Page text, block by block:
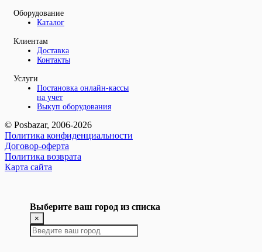
Оборудование
Каталог
Клиентам
Доставка
Контакты
Услуги
Постановка онлайн-кассы
на учет
Выкуп оборудования
© Posbazar, 2006-2026
Политика конфиденциальности
Договор-оферта
Политика возврата
Карта сайта
Выберите ваш город из списка
×